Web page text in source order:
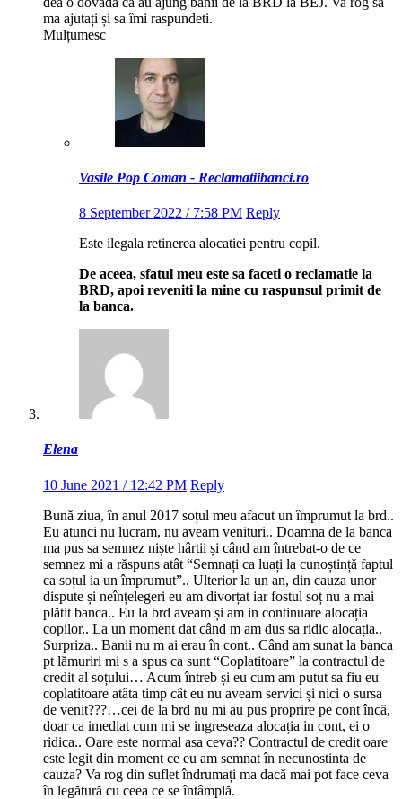
ma ajutați și sa îmi raspundeti.
Mulțumesc
Vasile Pop Coman - Reclamatiibanci.ro
8 September 2022 / 7:58 PM Reply
Este ilegala retinerea alocatiei pentru copil.
De aceea, sfatul meu este sa faceti o reclamatie la
BRD, apoi reveniti la mine cu raspunsul primit de
la banca.
Elena
10 June 2021 / 12:42 PM Reply
Bună ziua, în anul 2017 soțul meu afacut un împrumut la brd..
Eu atunci nu lucram, nu aveam venituri.. Doamna de la banca
ma pus sa semnez niște hârtii și când am întrebat-o de ce
semnez mi a răspuns atât “Semnați ca luați la cunoștință faptul
ca soțul ia un împrumut”.. Ulterior la un an, din cauza unor
dispute și neînțelegeri eu am divorțat iar fostul soț nu a mai
plătit banca.. Eu la brd aveam și am in continuare alocația
copilor.. La un moment dat când m am dus sa ridic alocația..
Surpriza.. Banii nu m ai erau în cont.. Când am sunat la banca
pt lămuriri mi s a spus ca sunt “Coplatitoare” la contractul de
credit al soțului… Acum întreb și eu cum am putut sa fiu eu
coplatitoare atâta timp cât eu nu aveam servici și nici o sursa
de venit???…cei de la brd nu mi au pus proprire pe cont încă,
doar ca imediat cum mi se ingreseaza alocația in cont, ei o
ridica.. Oare este normal asa ceva?? Contractul de credit oare
este legit din moment ce eu am semnat în necunostinta de
cauza? Va rog din suflet îndrumați ma dacă mai pot face ceva
în legătură cu ceea ce se întâmplă.